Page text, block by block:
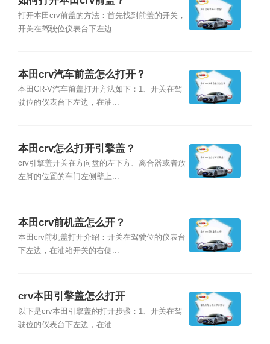
打开本田crv前盖的方法：首先找到前盖的开关，
开关在驾驶位仪表台下左边...
本田crv汽车前盖怎么打开？
本田CR-V汽车前盖打开方法如下：1、开关在驾
驶位的仪表台下左边，在油...
本田crv怎么打开引擎盖？
crv引擎盖开关在方向盘的左下方、离合器或者放
左脚的位置的车门左侧壁上...
本田crv前机盖怎么开？
本田crv前机盖打开介绍：开关在驾驶位的仪表台
下左边，在油箱开关的右侧...
crv本田引擎盖怎么打开
以下是crv本田引擎盖的打开步骤：1、开关在驾
驶位的仪表台下左边，在油...